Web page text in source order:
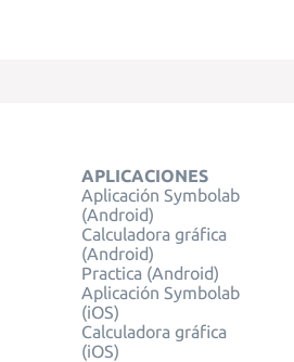
APLICACIONES
Aplicación Symbolab
(Android)
Calculadora gráfica
(Android)
Practica (Android)
Aplicación Symbolab
(iOS)
Calculadora gráfica
(iOS)